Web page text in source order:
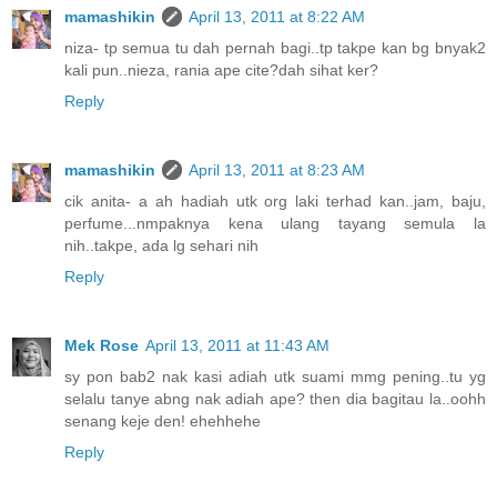
mamashikin
April 13, 2011 at 8:22 AM
niza- tp semua tu dah pernah bagi..tp takpe kan bg bnyak2
kali pun..nieza, rania ape cite?dah sihat ker?
Reply
mamashikin
April 13, 2011 at 8:23 AM
cik anita- a ah hadiah utk org laki terhad kan..jam, baju,
perfume...nmpaknya kena ulang tayang semula la
nih..takpe, ada lg sehari nih
Reply
Mek Rose April 13, 2011 at 11:43 AM
sy pon bab2 nak kasi adiah utk suami mmg pening..tu yg
selalu tanye abng nak adiah ape? then dia bagitau la..oohh
senang keje den! ehehhehe
Reply